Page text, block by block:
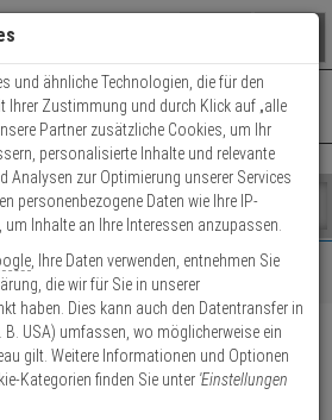
schließen
ARTIKEL IM WARENKORB
Ihr Warenkorb ist momentan leer.
()
Fertig
- Do.: 8:00 - 16:30 | Fr.: 8:00 - 14:00 Uhr
Kontaktservice nutzen
DIN 48 V
Rail
und ähnliche Technologien, die für den
Ihrer Zustimmung und durch Klick auf „alle
Partner zusätzliche Cookies, um Ihr
personalisierte Inhalte und relevante
Analysen zur Optimierung unserer Services
personenbezogene Daten wie Ihre IP-
Inhalte an Ihre Interessen anzupassen.
, Ihre Daten verwenden, entnehmen Sie
die wir für Sie in unserer
haben. Dies kann auch den Datentransfer in
B. USA) umfassen, wo möglicherweise ein
gilt. Weitere Informationen und Optionen
Kategorien finden Sie unter 'Einstellungen